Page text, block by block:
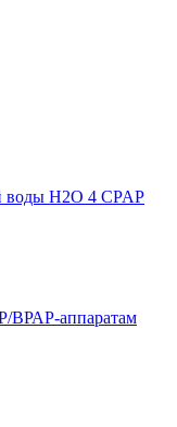
воды H2O 4 CPAP
ВРАР-аппаратам